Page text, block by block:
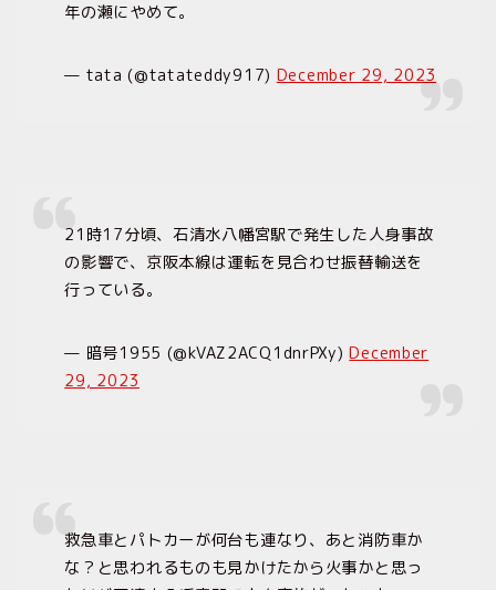
年の瀬にやめて。
— tata (@tatateddy917) December 29, 2023
21時17分頃、石清水八幡宮駅で発生した人身事故
の影響で、京阪本線は運転を見合わせ振替輸送を
行っている。
— 暗号1955 (@kVAZ2ACQ1dnrPXy)December
29, 2023
救急車とパトカーが何台も連なり、あと消防車か
な？と思われるものも見かけたから火事かと思っ